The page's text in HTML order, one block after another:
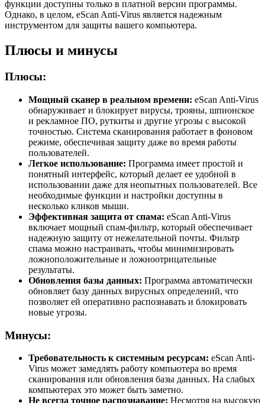
функции доступны только в платной версии программы.
Однако, в целом, eScan Anti-Virus является надежным
инструментом для защиты вашего компьютера.
Плюсы и минусы
Плюсы:
Мощный сканер в реальном времени: eScan Anti-Virus
обнаруживает и блокирует вирусы, трояны, шпионское
и рекламное ПО, руткиты и другие угрозы с высокой
точностью. Система сканирования работает в фоновом
режиме, обеспечивая защиту даже во время работы
пользователей.
Легкое использование: Программа имеет простой и
понятный интерфейс, который делает ее удобной в
использовании даже для неопытных пользователей. Все
необходимые функции и настройки доступны в
несколько кликов мыши.
Эффективная защита от спама: eScan Anti-Virus
включает мощный спам-фильтр, который обеспечивает
надежную защиту от нежелательной почты. Фильтр
спама можно настраивать, чтобы минимизировать
ложноположительные и ложноотрицательные
результаты.
Обновления базы данных: Программа автоматически
обновляет базу данных вирусных определений, что
позволяет ей оперативно распознавать и блокировать
новые угрозы.
Минусы:
Требовательность к системным ресурсам: eScan Anti-
Virus может замедлять работу компьютера во время
сканирования или обновления базы данных. На слабых
компьютерах это может быть заметно.
Не всегда точное распознавание: Несмотря на высокую